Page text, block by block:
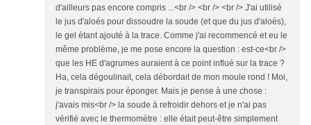
d'ailleurs pas encore compris ...<br /> <br /> <br /> J'ai utilisé
le jus d'aloés pour dissoudre la soude (et que du jus d'aloés),
le gel étant ajouté à la trace. Comme j'ai recommencé et eu le
même problème, je me pose encore la question : est-ce<br />
que les HE d'agrumes auraient à ce point influé sur la trace ?
Ha, cela dégoulinait, cela débordait de mon moule rond ! Moi,
je transpirais pour éponger. Mais je pense à une chose :
j'avais mis<br /> la soude à refroidir dehors et je n'ai pas
vérifié avec le thermomètre : elle était peut-être simplement